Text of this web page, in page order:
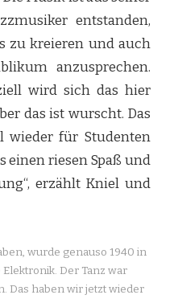
entstanden,
zu kreieren und auch
anzusprechen.
wird sich das hier
das ist wurscht. Das
wieder für Studenten
einen riesen Spaß und
erzählt Kniel und
wurde genauso 1940 in
Der Tanz war
Das haben wir jetzt wieder